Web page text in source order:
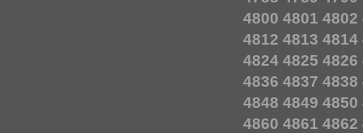
4800 4801 4802
4812 4813 4814
4824 4825 4826
4836 4837 4838
4848 4849 4850
4860 4861 4862